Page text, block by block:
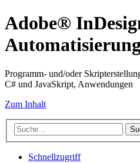
Adobe®
Programm- und/oder
C# und JavaSkript, Anwendungen
Zum Inhalt
Schnellzugriff